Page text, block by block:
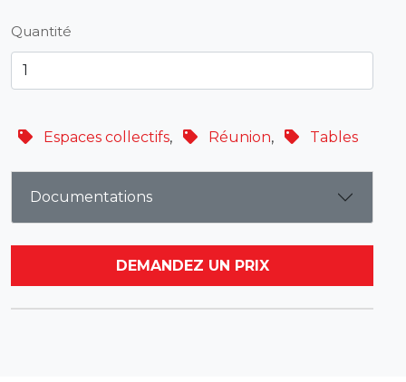
Quantité
Espaces collectifs, Réunion, Tables
Documentations
DEMANDEZ UN PRIX